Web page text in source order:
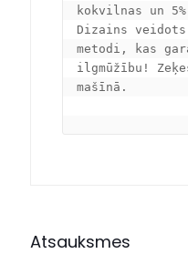
kokvilnas un
Dizains
metodi, kas
ilgmūžību!
mašīnā.
Atsauksmes